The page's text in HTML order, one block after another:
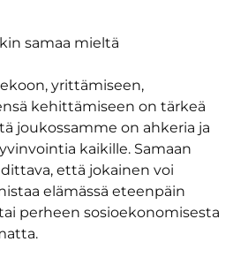
samaa mieltä
yrittämiseen,
kehittämiseen on tärkeä
joukossamme on ahkeria ja
kaikille. Samaan
että jokainen voi
elämässä eteenpäin
perheen sosioekonomisesta